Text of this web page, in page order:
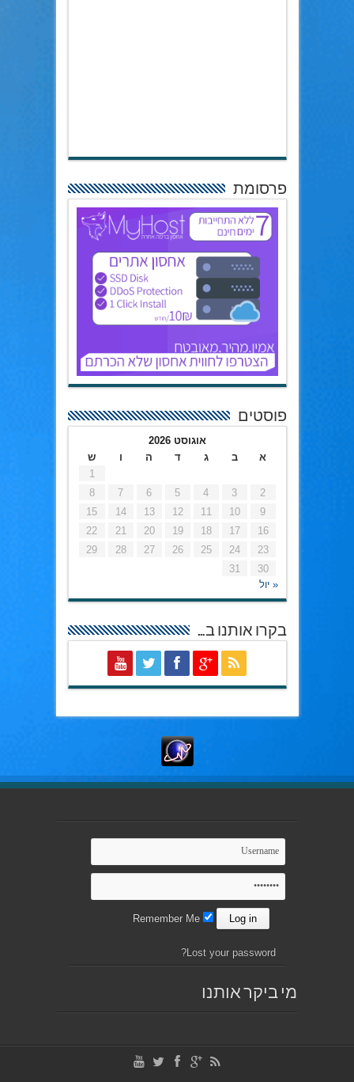
פרסומת
פוסטים
אוגוסט 2026
א
ב ג ד ה ו
ש
1
2
3
4
5
6
7
8
9
10
11
12
13
14
15
16
17
18
19
20
21
22
23
24
25
26
27
28
29
30
31
« יול
בקרו אותנו ב…
Lost your password?
מי ביקר אותנו